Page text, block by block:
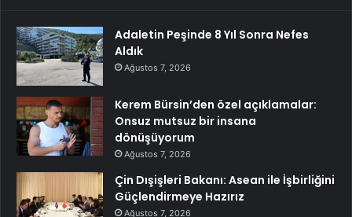
Adaletin Peşinde 8 Yıl Sonra Nefes
Aldık
Ağustos 7, 2026
Kerem Bürsin’den özel açıklamalar:
Onsuz mutsuz bir insana
dönüşüyorum
Ağustos 7, 2026
Çin Dışişleri Bakanı: Asean ile İşbirliğini
Güçlendirmeye Hazırız
Ağustos 7, 2026